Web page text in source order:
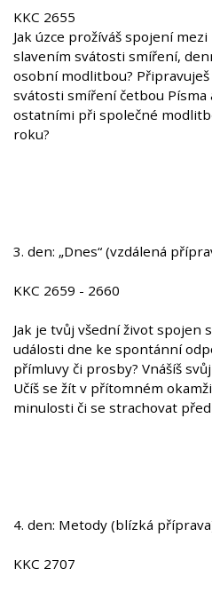
KKC 2655
Jak úzce prožíváš spojení
slavením svátosti smíření,
osobní modlitbou?
svátosti smíření četbou Písma
ostatními při společné
roku?
3. den: „Dnes“ (vzdálená
KKC 2659 - 2660
Jak je tvůj všední život spojen
události dne ke spontánní
přímluvy či prosby? Vnášíš
Učíš se žít v přítomném
minulosti či se strachovat
4. den: Metody (blízká
KKC 2707